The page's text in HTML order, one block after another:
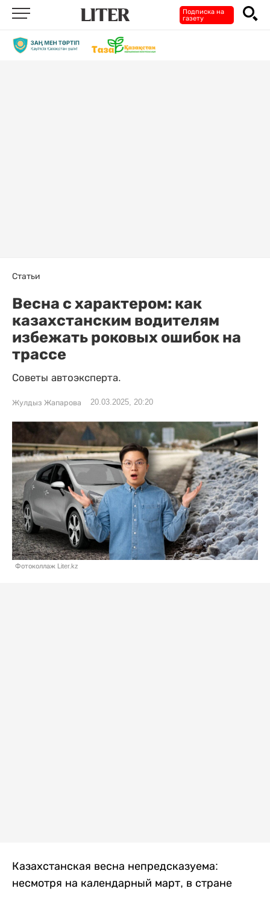
Подписка на
газету
Статьи
Весна с характером: как
казахстанским водителям
избежать роковых ошибок на
трассе
Советы автоэксперта.
Жулдыз Жапарова 20.03.2025, 20:20
Фотоколлаж Liter.kz
Казахстанская весна непредсказуема:
несмотря на календарный март, в стране